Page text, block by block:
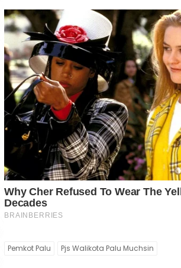
Pemkot Palu Pjs Walikota Palu Muchsin